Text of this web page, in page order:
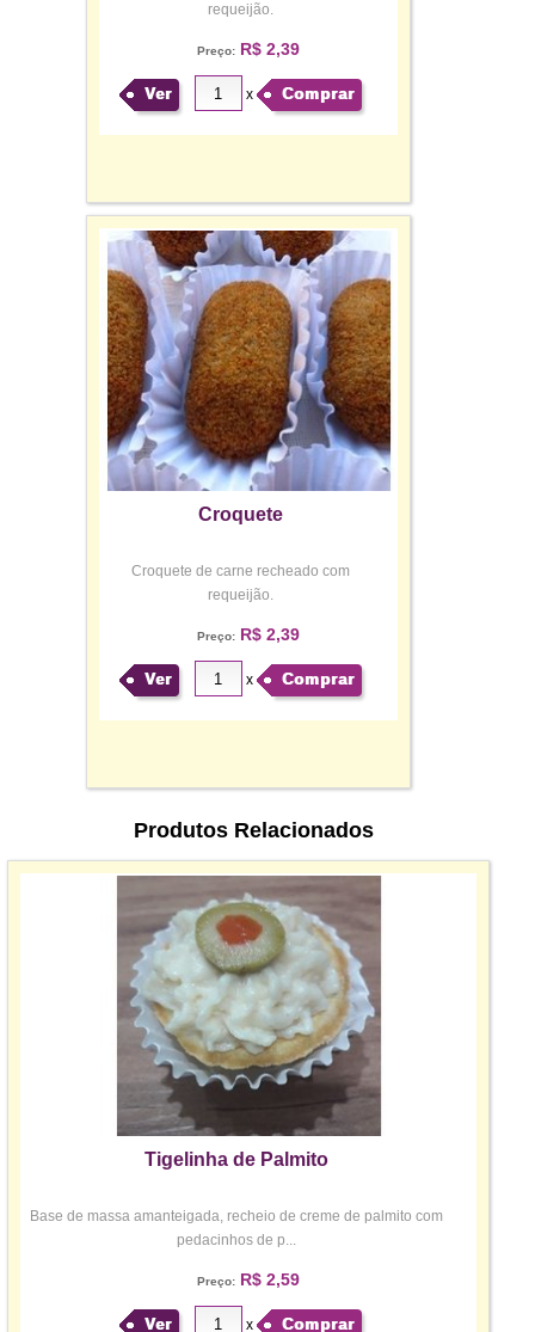
requeijão.
Preço:R$ 2,39
Ver x Comprar
Croquete
Croquete de carne recheado com
requeijão.
Preço:R$ 2,39
Ver x Comprar
Produtos Relacionados
Tigelinha de Palmito
Base de massa amanteigada, recheio de creme de palmito com
pedacinhos de p...
Preço:R$ 2,59
Ver x Comprar